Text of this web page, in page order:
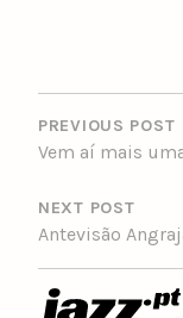
POST
PREVIOUS POST
Vem aí mais
NEXT POST
Antevisão